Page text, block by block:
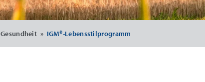
Gesundheit » IGM®-Lebensstilprogramm